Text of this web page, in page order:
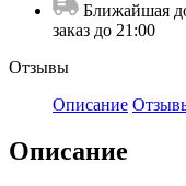
Ближайшая
заказ до 21:00
Отзывы
Описание
Описание